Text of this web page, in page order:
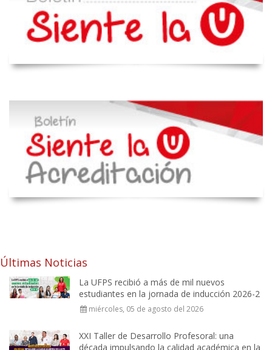
Últimas Noticias
La UFPS recibió a más de mil nuevos
estudiantes en la jornada de inducción 2026-2
miércoles, 05 de agosto del 2026
XXI Taller de Desarrollo Profesoral: una
década impulsando la calidad académica en la